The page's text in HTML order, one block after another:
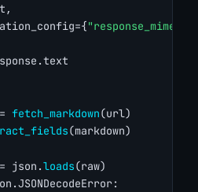
fetch_markdown(url)
(markdown)
json.
loads(raw)